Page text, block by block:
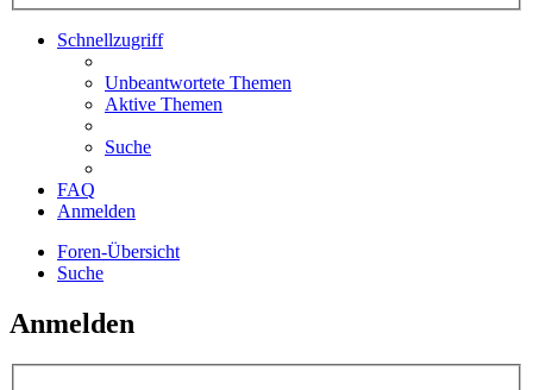
Schnellzugriff
Unbeantwortete Themen
Aktive Themen
Suche
FAQ
Anmelden
Foren-Übersicht
Suche
Anmelden